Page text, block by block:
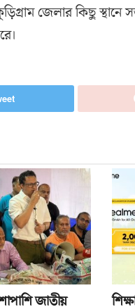
জেলার কিছু স্থানে
জাতীয়